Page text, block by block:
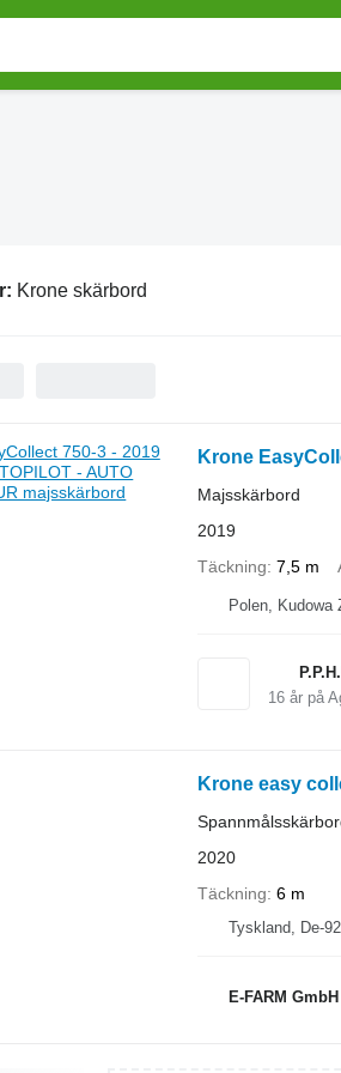
Krone skärbord
Krone
Majsskärbord
2019
Täckning 7,5 m
Polen, Kudowa
16år på
Krone easy
2020
Täckning 6 m
Tyskland, De-
E-FARM GmbH